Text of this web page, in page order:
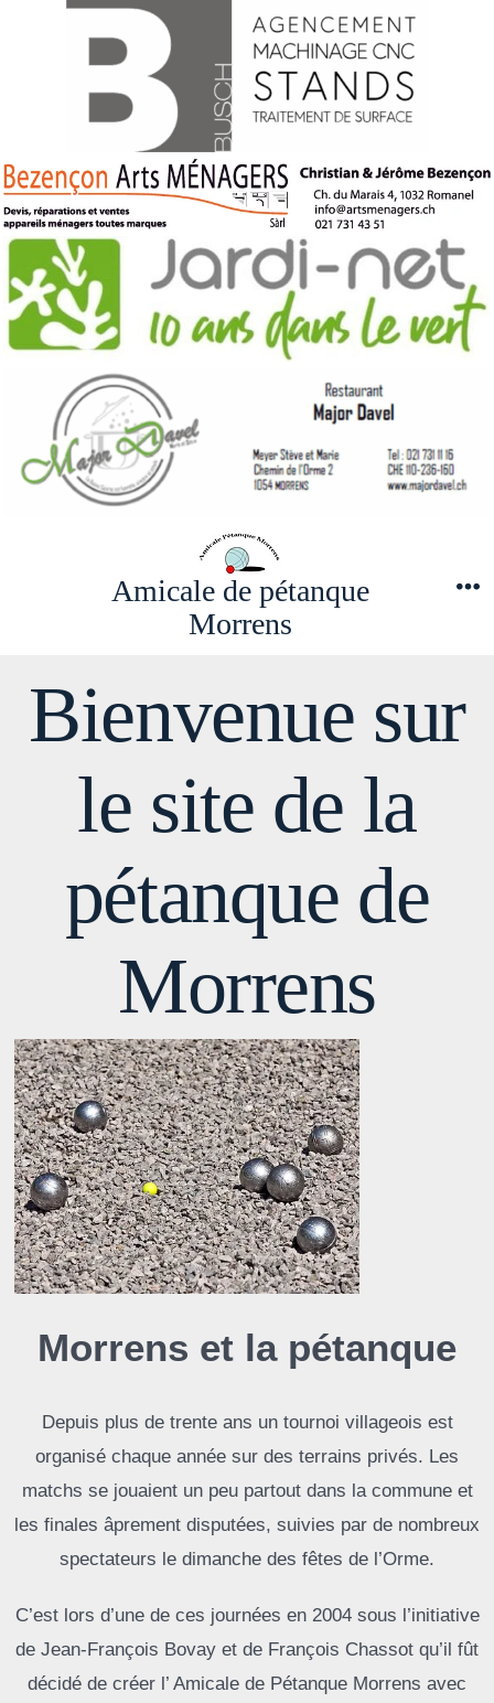
Amicale de pétanque
Morrens
Bienvenue sur
le site de la
pétanque de
Morrens
Morrens et la pétanque
Depuis plus de trente ans un tournoi villageois est
organisé chaque année sur des terrains privés. Les
matchs se jouaient un peu partout dans la commune et
les finales âprement disputées, suivies par de nombreux
spectateurs le dimanche des fêtes de l’Orme.
C’est lors d’une de ces journées en 2004 sous l’initiative
de Jean-François Bovay et de François Chassot qu’il fût
décidé de créer l’ Amicale de Pétanque Morrens avec